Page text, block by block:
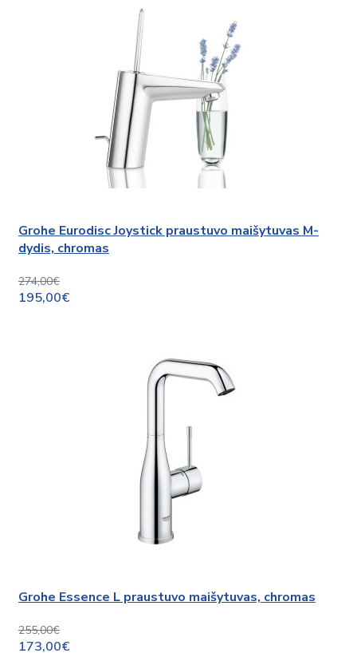
Grohe Eurodisc Joystick praustuvo maišytuvas M-
dydis, chromas
274,00€
195,00€
Grohe Essence L praustuvo maišytuvas, chromas
255,00€
173,00€